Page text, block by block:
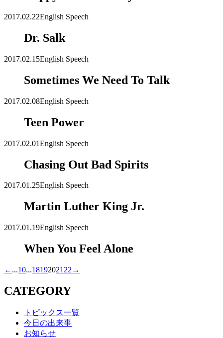
2017.02.22English Speech
Dr. Salk
2017.02.15English Speech
Sometimes We Need To Talk
2017.02.08English Speech
Teen Power
2017.02.01English Speech
Chasing Out Bad Spirits
2017.01.25English Speech
Martin Luther King Jr.
2017.01.19English Speech
When You Feel Alone
← ...10...18192021 22 →
CATEGORY
トピックス一覧
今日の出来事
お知らせ